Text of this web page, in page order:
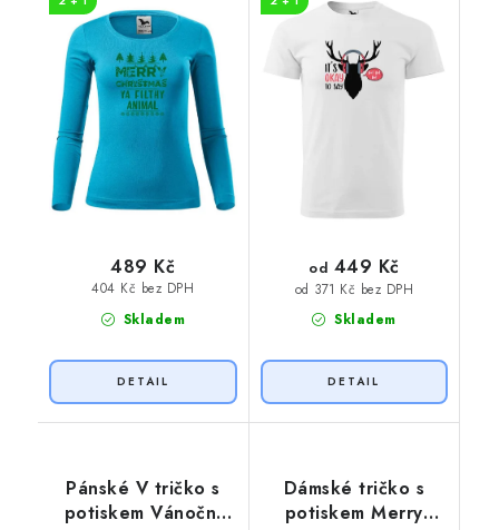
Skladem
404 Kč bez DPH
489 Kč
Skladem
od 371 Kč bez DPH
od 449 Kč
Pánské V tričko s
potiskem Vánoční
Dámské tričko s
potiskem Merry